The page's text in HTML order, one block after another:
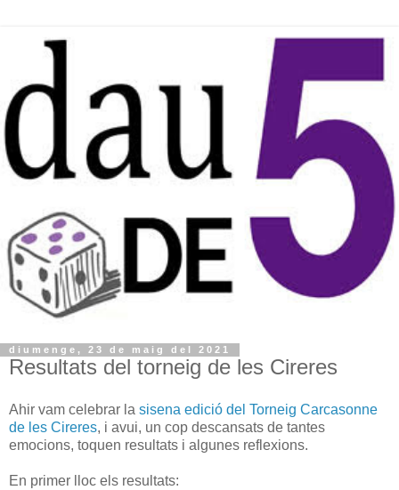
diumenge, 23 de maig del 2021
Resultats del torneig de les Cireres
Ahir vam celebrar la sisena edició del Torneig Carcasonne
de les Cireres, i avui, un cop descansats de tantes
emocions, toquen resultats i algunes reflexions.
En primer lloc els resultats: